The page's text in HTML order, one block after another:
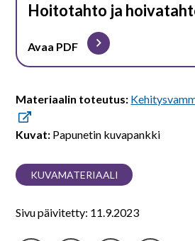
Hoitotahto ja
Avaa PDF
Materiaalin toteutus:
Kuvat: Papunetin kuvapankki
KUVAMATERIAALI
Sivu päivitetty: 11.9.2023